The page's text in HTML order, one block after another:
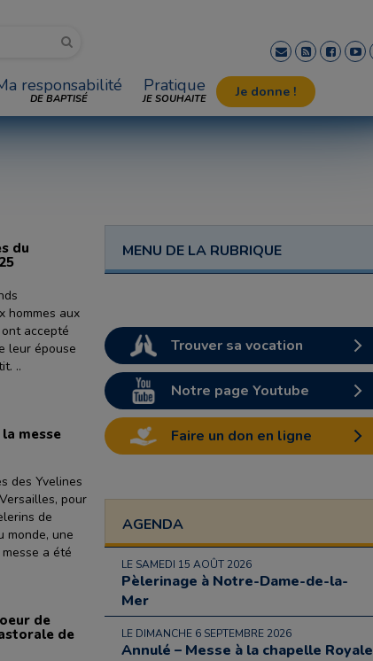
responsabilité
DE BAPTISÉ
Pratique
JE SOUHAITE Je donne !
du
hommes aux
accepté
leur épouse
..
messe
des Yvelines
pour
de
monde, une
a été
de
de
MENU DE LA RUBRIQUE
Trouver sa vocation
Notre page Youtube
Faire un don en ligne
AGENDA
LE SAMEDI 15 AOÛT 2026
Pèlerinage à Notre-Dame-de-la-
Mer
LE DIMANCHE 6 SEPTEMBRE 2026
Annulé – Messe à la chapelle Royale